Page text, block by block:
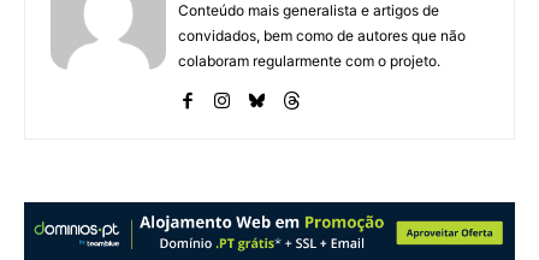
Conteúdo mais generalista e artigos de
convidados, bem como de autores que não
colaboram regularmente com o projeto.